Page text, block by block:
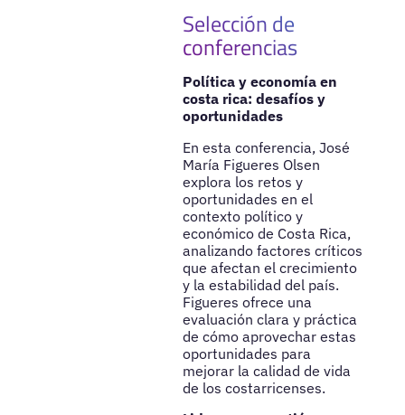
Selección de
conferencias
Política y economía en
costa rica: desafíos y
oportunidades
En esta conferencia, José
María Figueres Olsen
explora los retos y
oportunidades en el
contexto político y
económico de Costa Rica,
analizando factores críticos
que afectan el crecimiento
y la estabilidad del país.
Figueres ofrece una
evaluación clara y práctica
de cómo aprovechar estas
oportunidades para
mejorar la calidad de vida
de los costarricenses.